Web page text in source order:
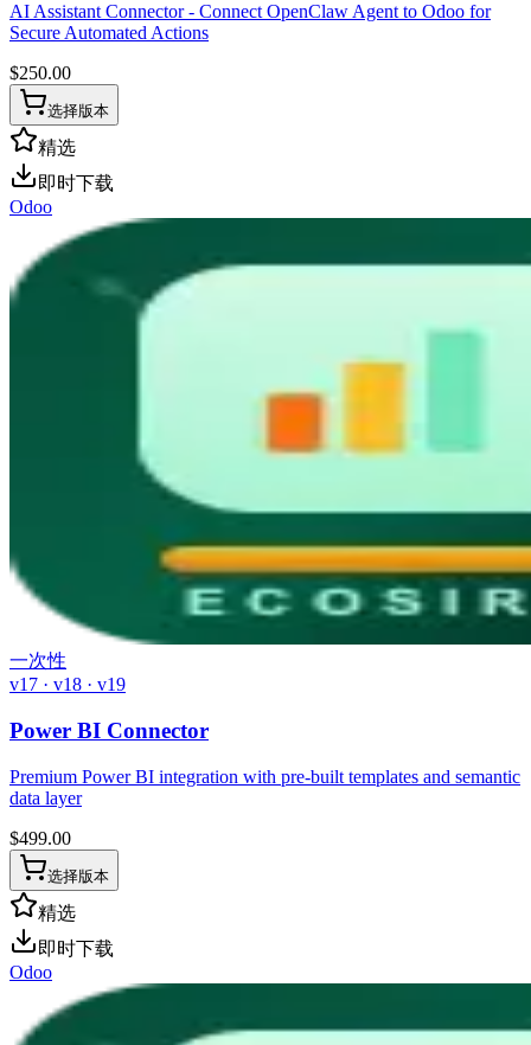
AI Assistant Connector - Connect OpenClaw Agent to Odoo for
Secure Automated Actions
$250.00
选择版本
精选
即时下载
Odoo
一次性
v17 · v18 · v19
Power BI Connector
Premium Power BI integration with pre-built templates and semantic
data layer
$499.00
选择版本
精选
即时下载
Odoo